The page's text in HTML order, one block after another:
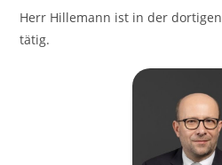
Herr Hillemann ist in der dortigen
tätig.